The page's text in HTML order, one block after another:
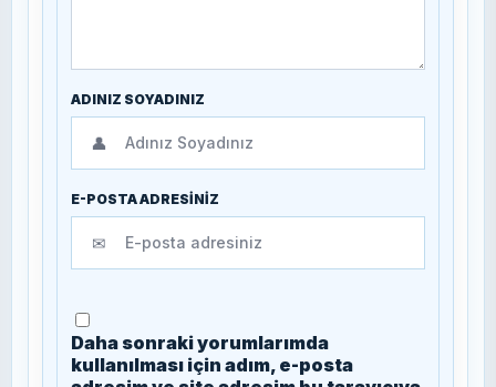
ADINIZ SOYADINIZ
👤
E-POSTA ADRESİNİZ
✉
Daha sonraki yorumlarımda
kullanılması için adım, e-posta